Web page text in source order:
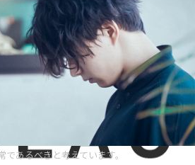
あるべきと考えています。